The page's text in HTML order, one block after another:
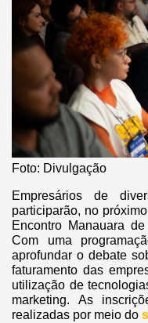
Foto: Divulgação
Empresários de
participarão, no
Encontro Manauara
Com uma
aprofundar o debate
faturamento das
utilização de
marketing. As
realizadas por meio do